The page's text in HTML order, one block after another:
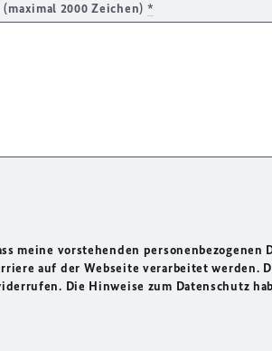
2000 Zeichen) *
meine vorstehenden personenbezogenen
auf der Webseite verarbeitet
Die Hinweise zum Datenschutz